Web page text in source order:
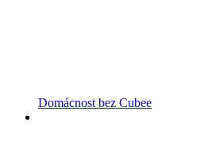
Domácnost bez Cubee